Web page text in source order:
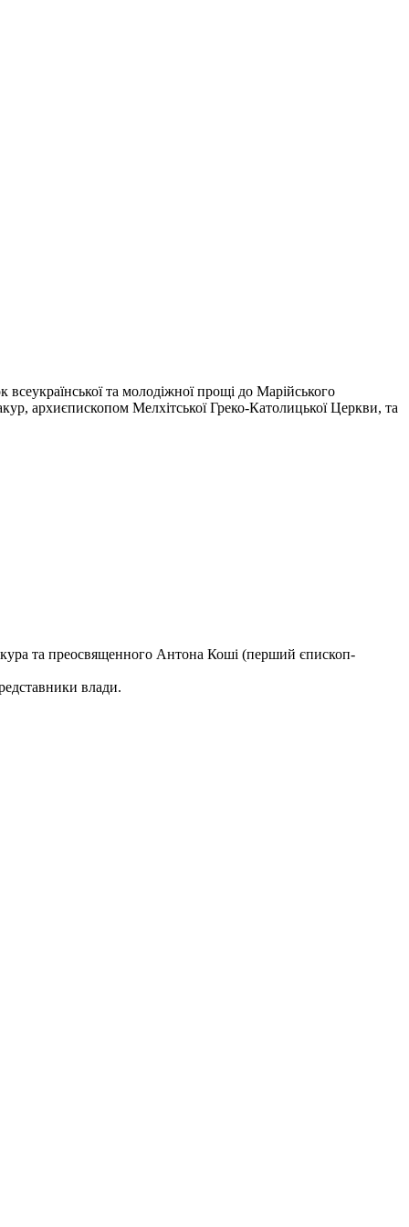
та молодіжної прощі до Марійського
архиєпископом Мелхітської Греко-Католицької Церкви, та
та преосвященного Антона Коші (перший єпископ-
влади.